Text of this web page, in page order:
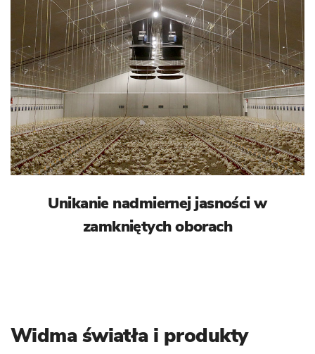
Unikanie nadmiernej jasności w
zamkniętych oborach
Widma światła i produkty